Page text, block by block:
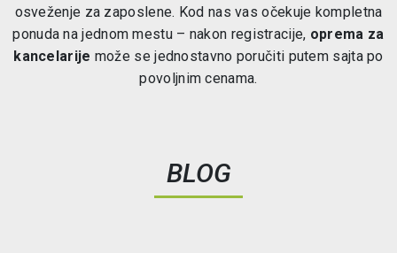
osveženje za zaposlene. Kod nas vas očekuje kompletna
ponuda na jednom mestu – nakon registracije, oprema za
kancelarije može se jednostavno poručiti putem sajta po
povoljnim cenama.
BLOG